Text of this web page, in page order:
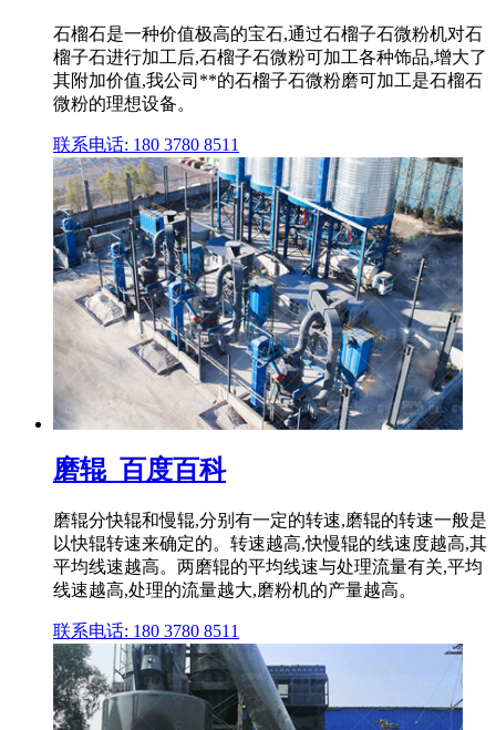
石榴石是一种价值极高的宝石,通过石榴子石微粉机对石
榴子石进行加工后,石榴子石微粉可加工各种饰品,增大了
其附加价值,我公司**的石榴子石微粉磨可加工是石榴石
微粉的理想设备。
联系电话: 180 3780 8511
磨辊_百度百科
磨辊分快辊和慢辊,分别有一定的转速,磨辊的转速一般是
以快辊转速来确定的。转速越高,快慢辊的线速度越高,其
平均线速越高。两磨辊的平均线速与处理流量有关,平均
线速越高,处理的流量越大,磨粉机的产量越高。
联系电话: 180 3780 8511